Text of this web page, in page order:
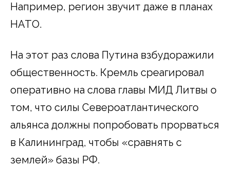
Например, регион звучит даже в планах
НАТО.
На этот раз слова Путина взбудоражили
общественность. Кремль среагировал
оперативно на слова главы МИД Литвы о
том, что силы Североатлантического
альянса должны попробовать прорваться
в Калининград, чтобы «сравнять с
землей» базы РФ.